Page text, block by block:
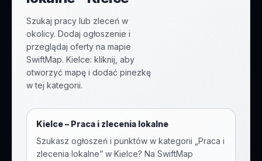
Szukaj pracy lub zleceń w
okolicy. Dodaj ogłoszenie i
przeglądaj oferty na mapie
SwiftMap. Kielce: kliknij, aby
otworzyć mapę i dodać pinezkę
w tej kategorii.
Kielce– Praca i zlecenia lokalne
Szukasz ogłoszeń i punktów w kategorii „ Praca i
zlecenia lokalne” w Kielce? Na SwiftMap